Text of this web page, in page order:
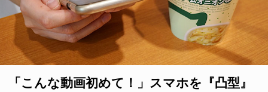
「こんな動画初めて！」スマホを『凸型』